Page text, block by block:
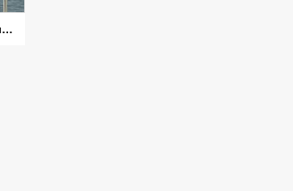
Osman Sivri & Büşra Hıdır Çiftinin Düğün Fotoğrafları